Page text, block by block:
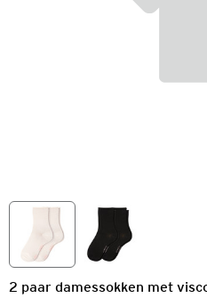
2 paar damessokken met